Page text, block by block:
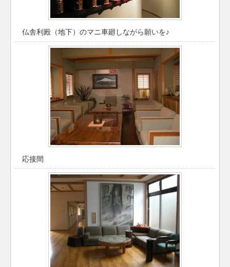
仏舎利殿（地下）のマニ車廻しながら願いを♪
応接間